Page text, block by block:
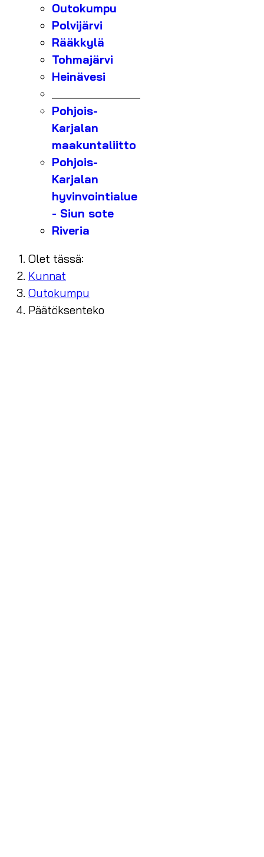
Outokumpu
Polvijärvi
Rääkkylä
Tohmajärvi
Heinävesi
Pohjois-
Karjalan
maakuntaliitto
Pohjois-
Karjalan
hyvinvointialue
- Siun sote
Riveria
Olet tässä:
Kunnat
Outokumpu
Päätöksenteko